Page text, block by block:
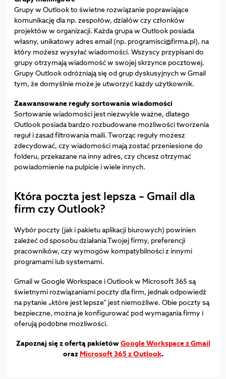
Grupy w Outlook to świetne rozwiązanie poprawiające
komunikację dla np. zespołów, działów czy członków
projektów w organizacji. Każda grupa w Outlook posiada
własny, unikatowy adres email (np. programisci@firma.pl), na
który możesz wysyłać wiadomości. Wszyscy przypisani do
grupy otrzymają wiadomość w swojej skrzynce pocztowej.
Grupy Outlook odróżniają się od grup dyskusyjnych w Gmail
tym, że domyślnie może je utworzyć każdy użytkownik.
Zaawansowane reguły sortowania wiadomości
Sortowanie wiadomości jest niezwykle ważne, dlatego
Outlook posiada bardzo rozbudowane możliwości tworzenia
reguł i zasad filtrowania maili. Tworząc reguły możesz
zdecydować, czy wiadomości mają zostać przeniesione do
folderu, przekazane na inny adres, czy chcesz otrzymać
powiadomienie na pulpicie i wiele innych.
Która poczta jest lepsza – Gmail dla
firm czy Outlook?
Wybór poczty (jak i pakietu aplikacji biurowych) powinien
zależeć od sposobu działania Twojej firmy, preferencji
pracowników, czy wymogów kompatybilności z innymi
programami lub systemami.
Gmail w Google Workspace i Outlook w Microsoft 365 są
świetnymi rozwiązaniami poczty dla firm, jednak odpowiedź
na pytanie „które jest lepsze” jest niemożliwe. Obie poczty są
bezpieczne, można je konfigurować pod wymagania firmy i
oferują podobne możliwości.
Zapoznaj się z ofertą pakietówGoogle Workspace z Gmail
oraz Microsoft 365 z Outlook.